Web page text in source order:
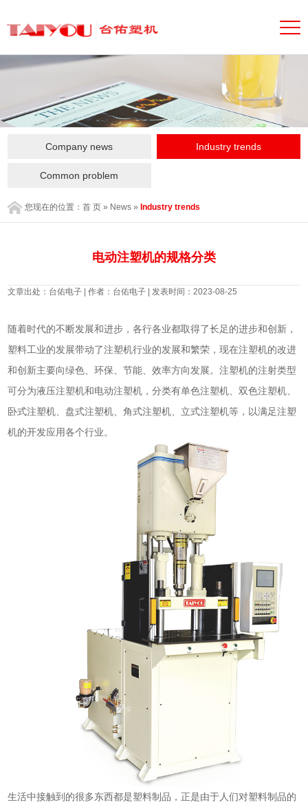
Company news Industry trends
Common problem
您现在的位置：首 页 » News »Industry trends
电动注塑机的规格分类
文章出处：台佑电子 | 作者：台佑电子 | 发表时间：2023-08-25
随着时代的不断发展和进步，各行各业都取得了长足的进步和创新，
塑料工业的发展带动了注塑机行业的发展和繁荣，现在注塑机的改进
和创新主要向绿色、环保、节能、效率方向发展。注塑机的注射类型
可分为液压注塑机和电动注塑机，分类有单色注塑机、双色注塑机、
卧式注塑机、盘式注塑机、角式注塑机、立式注塑机等，以满足注塑
机的开发应用各个行业。
生活中接触到的很多东西都是塑料制品，正是由于人们对塑料制品的